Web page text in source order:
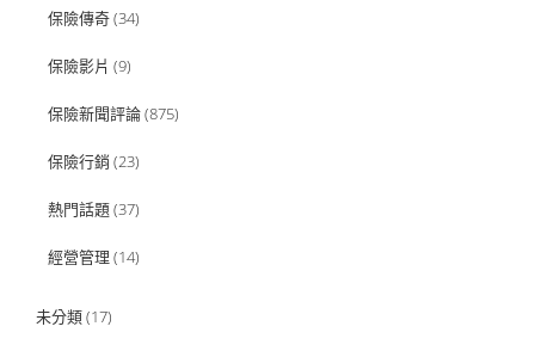
保險傳奇(34)
保險影片 (9)
保險新聞評論(875)
保險行銷 (23)
熱門話題(37)
經營管理 (14)
未分類(17)